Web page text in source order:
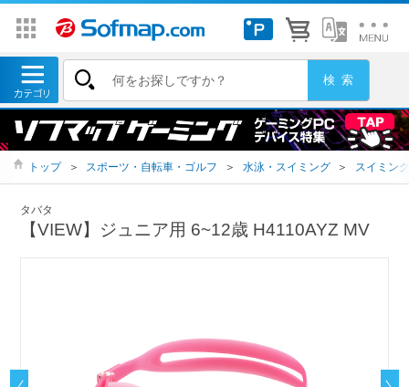
トップ ＞ スポーツ・自転車・ゴルフ ＞ 水泳・スイミング ＞ スイミン
タバタ
【VIEW】ジュニア用 6~12歳 H4110AYZ MV